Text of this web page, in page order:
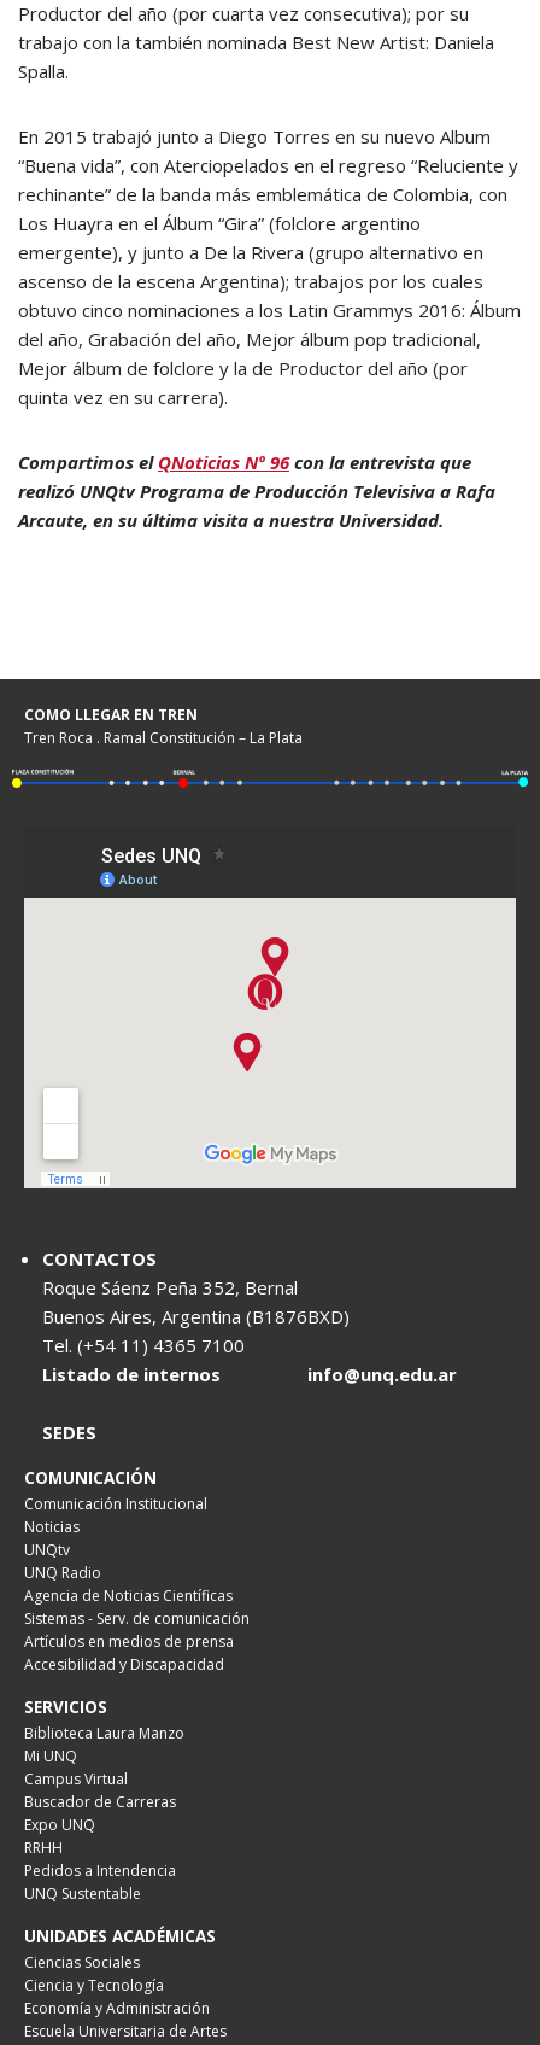
Productor del año (por cuarta vez consecutiva); por su
trabajo con la también nominada Best New Artist: Daniela
Spalla.
En 2015 trabajó junto a Diego Torres en su nuevo Album
“Buena vida”, con Aterciopelados en el regreso “Reluciente y
rechinante” de la banda más emblemática de Colombia, con
Los Huayra en el Álbum “Gira” (folclore argentino
emergente), y junto a De la Rivera (grupo alternativo en
ascenso de la escena Argentina); trabajos por los cuales
obtuvo cinco nominaciones a los Latin Grammys 2016: Álbum
del año, Grabación del año, Mejor álbum pop tradicional,
Mejor álbum de folclore y la de Productor del año (por
quinta vez en su carrera).
Compartimos el QNoticias Nº 96con la entrevista que
realizó UNQtv Programa de Producción Televisiva a Rafa
Arcaute, en su última visita a nuestra Universidad.
COMO LLEGAR EN TREN
Tren Roca . Ramal Constitución – La Plata
CONTACTOS
Roque Sáenz Peña 352, Bernal
Buenos Aires, Argentina (B1876BXD)
Tel. (+54 11) 4365 7100
Listado de internos
info@unq.edu.ar
SEDES
COMUNICACIÓN
Comunicación Institucional
Noticias
UNQtv
UNQ Radio
Agencia de Noticias Científicas
Sistemas - Serv. de comunicación
Artículos en medios de prensa
Accesibilidad y Discapacidad
SERVICIOS
Biblioteca Laura Manzo
Mi UNQ
Campus Virtual
Buscador de Carreras
Expo UNQ
RRHH
Pedidos a Intendencia
UNQ Sustentable
UNIDADES ACADÉMICAS
Ciencias Sociales
Ciencia y Tecnología
Economía y Administración
Escuela Universitaria de Artes